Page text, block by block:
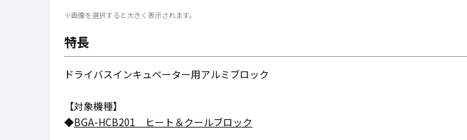
※画像を選択すると大きく表示されます。
特長
ドライバスインキュベーター用アルミブロック
【対象機種】
◆BGA-HCB201 ヒート＆クールブロック